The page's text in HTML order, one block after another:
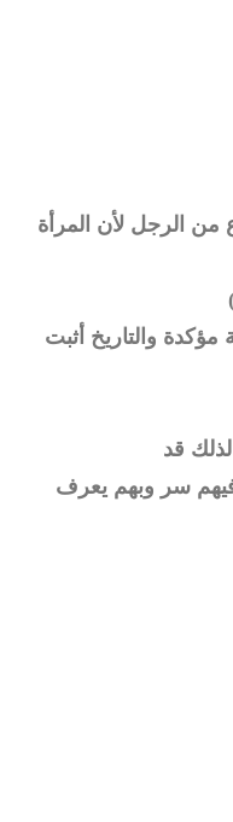
من الرجل لأن المرأة
والتاريخ أثبت
قد
سر وبهم يعرف